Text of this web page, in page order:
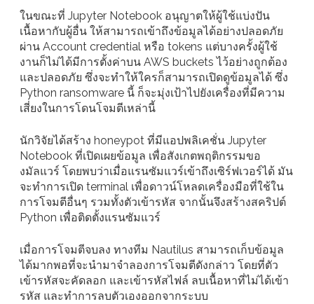
ในขณะที่ Jupyter Notebook อนุญาตให้ผู้ใช้แบ่งปัน
เนื้อหากับผู้อื่น ให้สามารถเข้าถึงข้อมูลได้อย่างปลอดภัย
ผ่าน Account credential หรือ tokens แต่บางครั้งผู้ใช้
งานก็ไม่ได้มีการตั้งค่าบน AWS buckets ไว้อย่างถูกต้อง
และปลอดภัย ซึ่งจะทำให้ใครก็สามารถเปิดดูข้อมูลได้ ซึ่ง
Python ransomware นี้ ก็จะมุ่งเป้าไปยังเครื่องที่มีความ
เสี่ยงในการโดนโจมตีเหล่านี้
นักวิจัยได้สร้าง honeypot ที่มีแอปพลิเคชั่น Jupyter
Notebook ที่เปิดเผยข้อมูล เพื่อสังเกตพฤติกรรมขอ
งมัลแวร์ โดยพบว่าเมื่อแรนซัมแวร์เข้าถึงเซิร์ฟเวอร์ได้ มัน
จะทำการเปิด terminal เพื่อดาวน์โหลดเครื่องมือที่ใช้ใน
การโจมตีอื่นๆ รวมทั้งตัวเข้ารหัส จากนั้นจึงสร้างสคริปต์
Python เพื่อติดตั้งแรนซัมแวร์
เมื่อการโจมตีจบลง ทางทีม Nautilus สามารถเก็บข้อมูล
ได้มากพอที่จะนำมาจำลองการโจมตีดังกล่าว โดยที่ตัว
เข้ารหัสจะคัดลอก และเข้ารหัสไฟล์ ลบเนื้อหาที่ไม่ได้เข้า
รหัส และทำการลบตัวเองออกจากระบบ